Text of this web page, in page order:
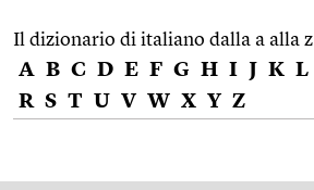
Il dizionario di italiano dalla a alla z
A B C D E F G H I J K L
R S T U V W X Y Z